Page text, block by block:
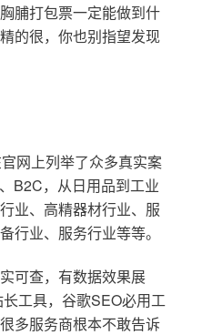
脯打包票一定能做到什
的很，你也别指望发现
网上列举了众多真实案
B2C，从日用品到工业
业、高精器材行业、服
行业、服务行业等等。
可查，有数据效果展
工具，谷歌SEO必用工
多服务商根本不敢告诉